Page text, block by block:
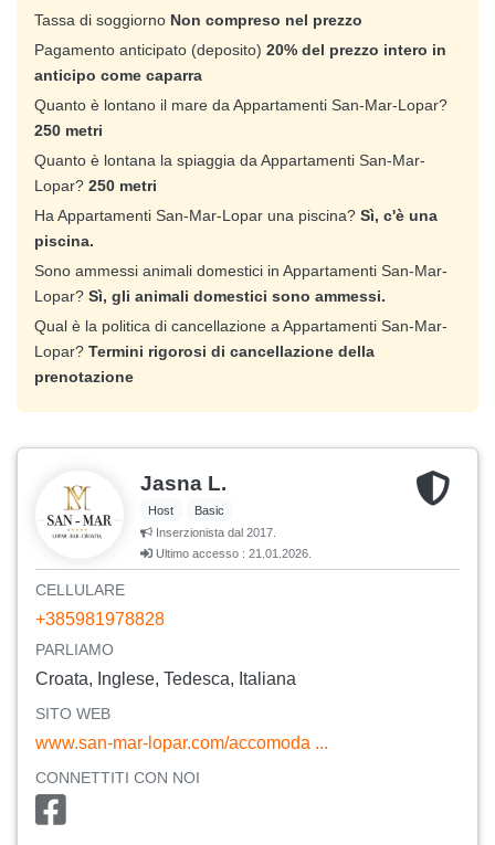
Tassa di soggiorno Non compreso nel prezzo
Pagamento anticipato (deposito) 20% del prezzo intero in
anticipo come caparra
Quanto è lontano il mare da Appartamenti San-Mar-Lopar?
250 metri
Quanto è lontana la spiaggia da Appartamenti San-Mar-
Lopar? 250 metri
Ha Appartamenti San-Mar-Lopar una piscina? Sì, c'è una
piscina.
Sono ammessi animali domestici in Appartamenti San-Mar-
Lopar? Sì, gli animali domestici sono ammessi.
Qual è la politica di cancellazione a Appartamenti San-Mar-
Lopar? Termini rigorosi di cancellazione della
prenotazione
Jasna L.
Host
Basic
Inserzionista dal 2017.
Ultimo accesso : 21.01.2026.
CELLULARE
+385981978828
PARLIAMO
Croata, Inglese, Tedesca, Italiana
SITO WEB
www.san-mar-lopar.com/accomoda ...
CONNETTITI CON NOI